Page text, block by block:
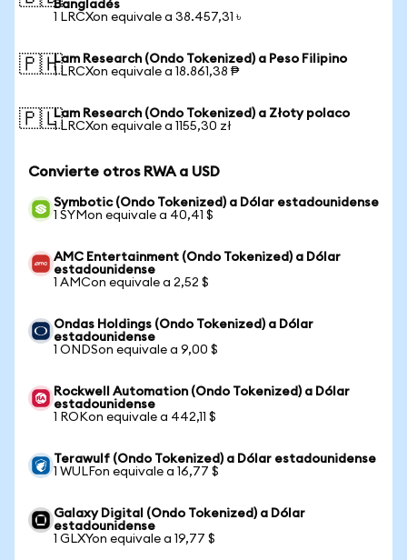
Bangladés
1 LRCXon equivale a 38.457,31 ৳
🇵🇭Lam Research (Ondo Tokenized) a Peso Filipino
1 LRCXon equivale a 18.861,38 ₱
🇵🇱Lam Research (Ondo Tokenized) a Złoty polaco
1 LRCXon equivale a 1155,30 zł
Convierte otros RWA a USD
Symbotic (Ondo Tokenized) a Dólar estadounidense
1 SYMon equivale a 40,41 $
AMC Entertainment (Ondo Tokenized) a Dólar
estadounidense
1 AMCon equivale a 2,52 $
Ondas Holdings (Ondo Tokenized) a Dólar
estadounidense
1 ONDSon equivale a 9,00 $
Rockwell Automation (Ondo Tokenized) a Dólar
estadounidense
1 ROKon equivale a 442,11 $
Terawulf (Ondo Tokenized) a Dólar estadounidense
1 WULFon equivale a 16,77 $
Galaxy Digital (Ondo Tokenized) a Dólar
estadounidense
1 GLXYon equivale a 19,77 $